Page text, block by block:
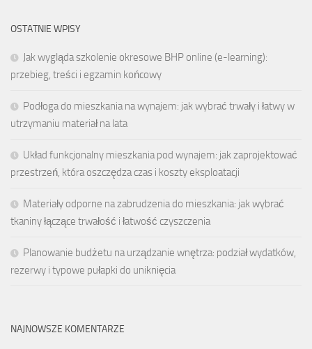
OSTATNIE WPISY
Jak wygląda szkolenie okresowe BHP online (e-learning):
przebieg, treści i egzamin końcowy
Podłoga do mieszkania na wynajem: jak wybrać trwały i łatwy w
utrzymaniu materiał na lata
Układ funkcjonalny mieszkania pod wynajem: jak zaprojektować
przestrzeń, która oszczędza czas i koszty eksploatacji
Materiały odporne na zabrudzenia do mieszkania: jak wybrać
tkaniny łączące trwałość i łatwość czyszczenia
Planowanie budżetu na urządzanie wnętrza: podział wydatków,
rezerwy i typowe pułapki do uniknięcia
NAJNOWSZE KOMENTARZE